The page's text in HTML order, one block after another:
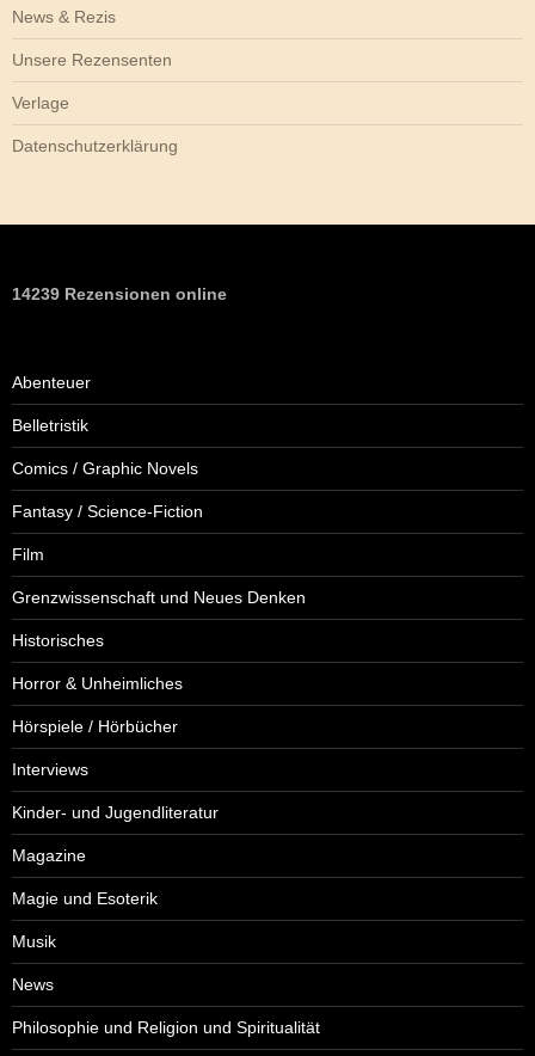
News & Rezis
Unsere Rezensenten
Verlage
Datenschutzerklärung
14239 Rezensionen online
Abenteuer
Belletristik
Comics / Graphic Novels
Fantasy / Science-Fiction
Film
Grenzwissenschaft und Neues Denken
Historisches
Horror & Unheimliches
Hörspiele / Hörbücher
Interviews
Kinder- und Jugendliteratur
Magazine
Magie und Esoterik
Musik
News
Philosophie und Religion und Spiritualität